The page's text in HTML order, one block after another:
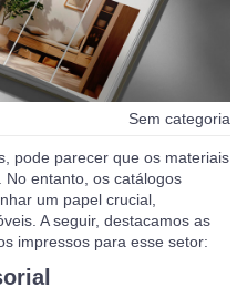
Sem categoria
pode parecer que os materiais
entanto, os catálogos
um papel crucial,
A seguir, destacamos as
impressos para esse setor: